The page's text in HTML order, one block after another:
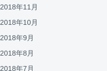
2018年11月
2018年10月
2018年9月
2018年8月
2018年7月